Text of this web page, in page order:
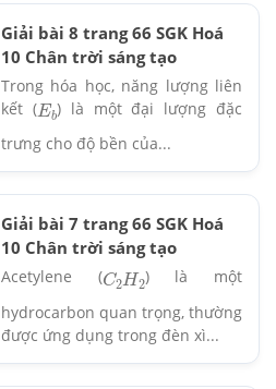
Giải bài 8 trang 66 SGK Hoá
10 Chân trời sáng tạo
Trong hóa học, năng lượng liên
kết (Eb) là một đại lượng đặc
trưng cho độ bền của...
Giải bài 7 trang 66 SGK Hoá
10 Chân trời sáng tạo
Acetylene (C2H2) là một
hydrocarbon quan trọng, thường
được ứng dụng trong đèn xì...